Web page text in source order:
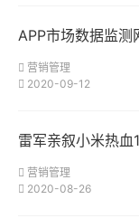
APP市场数据监测
营销管理
2020-09-12
雷军亲叙小米热
营销管理
2020-08-26